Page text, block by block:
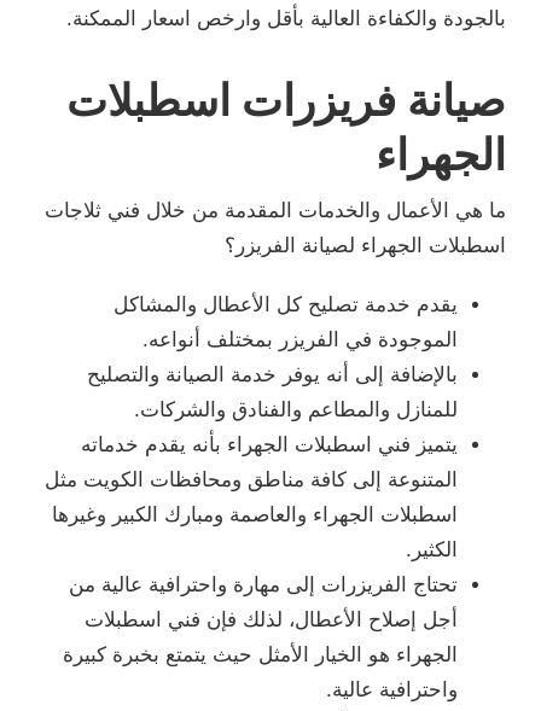
بالجودة والكفاءة العالية بأقل وارخص اسعار الممكنة.
صيانة فريزرات اسطبلات
الجهراء
ما هي الأعمال والخدمات المقدمة من خلال فني ثلاجات
اسطبلات الجهراء لصيانة الفريزر؟
يقدم خدمة تصليح كل الأعطال والمشاكل
الموجودة في الفريزر بمختلف أنواعه.
بالإضافة إلى أنه يوفر خدمة الصيانة والتصليح
للمنازل والمطاعم والفنادق والشركات.
يتميز فني اسطبلات الجهراء بأنه يقدم خدماته
المتنوعة إلى كافة مناطق ومحافظات الكويت مثل
اسطبلات الجهراء والعاصمة ومبارك الكبير وغيرها
الكثير.
تحتاج الفريزرات إلى مهارة واحترافية عالية من
أجل إصلاح الأعطال، لذلك فإن فني اسطبلات
الجهراء هو الخيار الأمثل حيث يتمتع بخبرة كبيرة
واحترافية عالية.